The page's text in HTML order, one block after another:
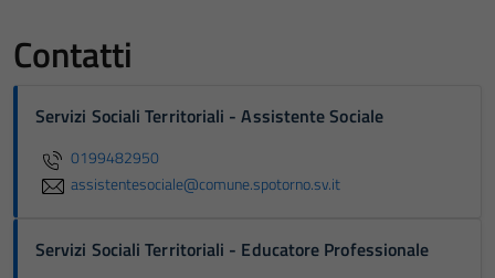
Contatti
Servizi Sociali Territoriali - Assistente Sociale
0199482950
assistentesociale@comune.spotorno.sv.it
Servizi Sociali Territoriali - Educatore Professionale